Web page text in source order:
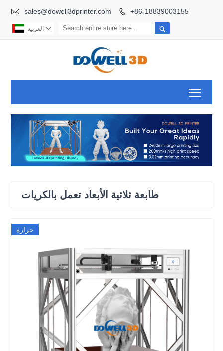
 sales@dowell3dprinter.com  +86-18839003155
 العربية 
طابعة ثلاثية الأبعاد تعمل بالكريات
حرارة